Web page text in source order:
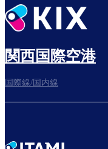
関西国際空港
国際線/国内線